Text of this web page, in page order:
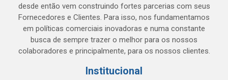
desde então vem construindo fortes parcerias com seus
Fornecedores e Clientes. Para isso, nos fundamentamos
em políticas comerciais inovadoras e numa constante
busca de sempre trazer o melhor para os nossos
colaboradores e principalmente, para os nossos clientes.
Institucional